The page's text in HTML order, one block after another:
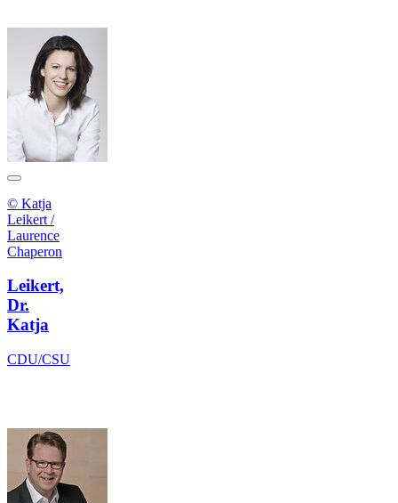
© Katja
Leikert /
Laurence
Chaperon
Leikert,
Dr.
Katja
CDU/CSU